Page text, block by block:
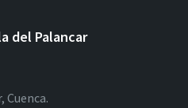
del Palancar
Cuenca.